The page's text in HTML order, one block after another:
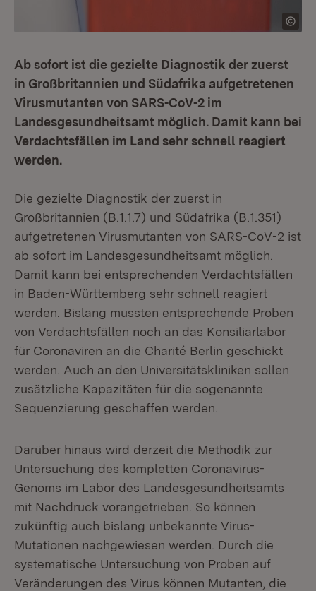
Ab sofort ist die gezielte Diagnostik der zuerst
in Großbritannien und Südafrika aufgetretenen
Virusmutanten von SARS-CoV-2 im
Landesgesundheitsamt möglich. Damit kann bei
Verdachtsfällen im Land sehr schnell reagiert
werden.
Die gezielte Diagnostik der zuerst in
Großbritannien (B.1.1.7) und Südafrika (B.1.351)
aufgetretenen Virusmutanten von SARS-CoV-2 ist
ab sofort im Landesgesundheitsamt möglich.
Damit kann bei entsprechenden Verdachtsfällen
in Baden-Württemberg sehr schnell reagiert
werden. Bislang mussten entsprechende Proben
von Verdachtsfällen noch an das Konsiliarlabor
für Coronaviren an die Charité Berlin geschickt
werden. Auch an den Universitätskliniken sollen
zusätzliche Kapazitäten für die sogenannte
Sequenzierung geschaffen werden.
Darüber hinaus wird derzeit die Methodik zur
Untersuchung des kompletten Coronavirus-
Genoms im Labor des Landesgesundheitsamts
mit Nachdruck vorangetrieben. So können
zukünftig auch bislang unbekannte Virus-
Mutationen nachgewiesen werden. Durch die
systematische Untersuchung von Proben auf
Veränderungen des Virus können Mutanten, die